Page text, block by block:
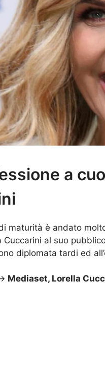
a
maturità è andato
Cuccarini al suo
diplomata tardi ed
Mediaset, Lorella